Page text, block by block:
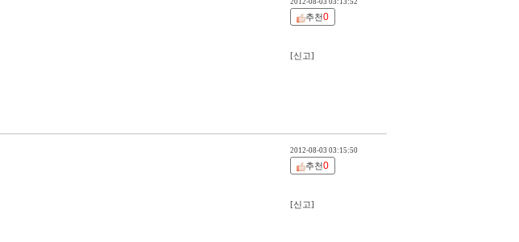
2012-08-03 03:13:52
추천0
[신고]
2012-08-03 03:15:50
추천0
[신고]